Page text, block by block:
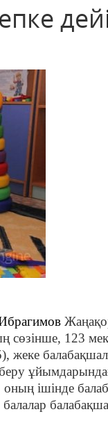
123
жеке
беру
ішінде